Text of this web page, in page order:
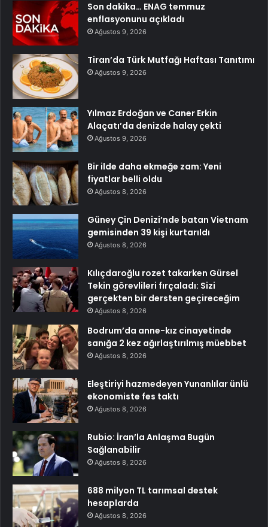
Son dakika… ENAG temmuz
enflasyonunu açıkladı
Ağustos 9, 2026
Tiran’da Türk Mutfağı Haftası Tanıtımı
Ağustos 9, 2026
Yılmaz Erdoğan ve Caner Erkin
Alaçatı’da denizde halay çekti
Ağustos 9, 2026
Bir ilde daha ekmeğe zam: Yeni
fiyatlar belli oldu
Ağustos 8, 2026
Güney Çin Denizi’nde batan Vietnam
gemisinden 39 kişi kurtarıldı
Ağustos 8, 2026
Kılıçdaroğlu rozet takarken Gürsel
Tekin görevlileri fırçaladı: Sizi
gerçekten bir dersten geçireceğim
Ağustos 8, 2026
Bodrum’da anne-kız cinayetinde
sanığa 2 kez ağırlaştırılmış müebbet
Ağustos 8, 2026
Eleştiriyi hazmedeyen Yunanlılar ünlü
ekonomiste fes taktı
Ağustos 8, 2026
Rubio: İran’la Anlaşma Bugün
Sağlanabilir
Ağustos 8, 2026
688 milyon TL tarımsal destek
hesaplarda
Ağustos 8, 2026